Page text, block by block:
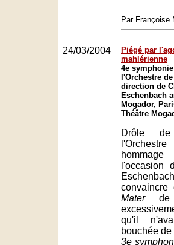
Par Françoise
24/03/2004
Piégé par
mahlérienne
4e
l'Orchestre
direction de
Eschenbach
Mogador,
Théâtre
Drôle
l'occasion
Materde
qu'il
bouchée
3e